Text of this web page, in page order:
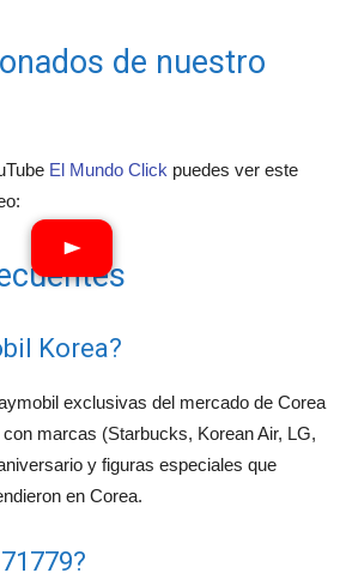
de nuestro
El Mundo Click puedes ver este
Korea?
exclusivas del mercado de Corea
marcas (Starbucks, Korean Air, LG,
y figuras especiales que
en Corea.